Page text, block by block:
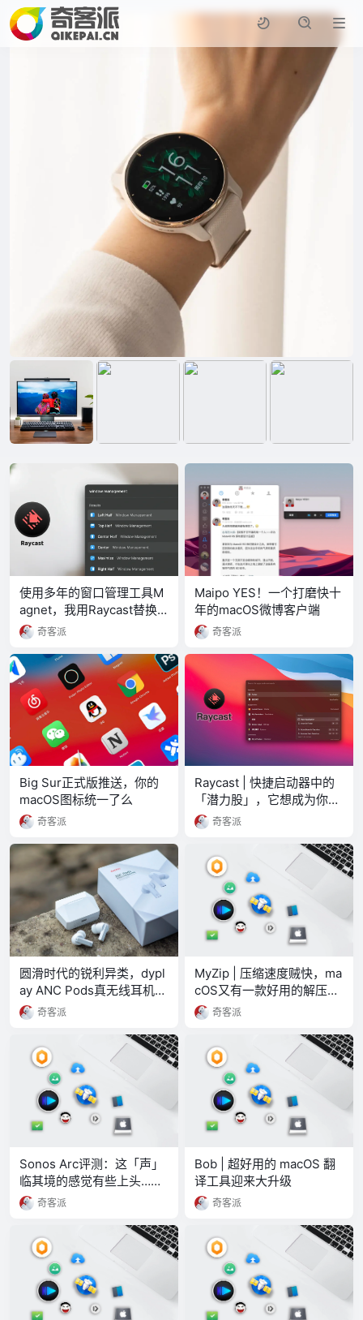
使用多年的窗口管理工具M
agnet，我用Raycast替换
了它奇客派
Maipo YES！一个打磨快十
年的macOS微博客户端
奇客派
Big Sur正式版推送，你的
macOS图标统一了么
奇客派
Raycast | 快捷启动器中的
「潜力股」，它想成为你的
Mac 默认搜索工具
奇客派
圆滑时代的锐利异类，dypl
ay ANC Pods真无线耳机轻
体验奇客派
MyZip | 压缩速度贼快，ma
cOS又有一款好用的解压缩
软件奇客派
Sonos Arc评测：这「声」
临其境的感觉有些上头……
奇客派
Bob | 超好用的 macOS 翻
译工具迎来大升级
奇客派